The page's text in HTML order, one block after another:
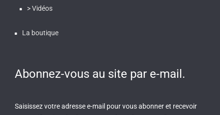
> Vidéos
La boutique
Abonnez-vous au site par e-mail.
Saisissez votre adresse e-mail pour vous abonner et recevoir